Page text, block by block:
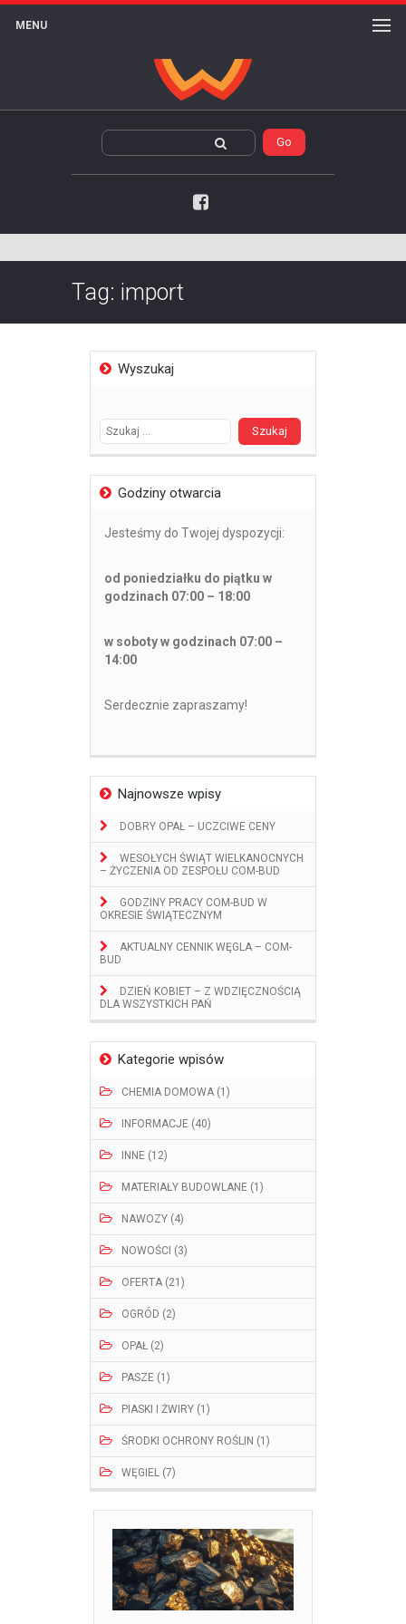
MENU
Tag: import
Wyszukaj
Godziny otwarcia
Jesteśmy do Twojej dyspozycji:
od poniedziałku do piątku w
godzinach 07:00 – 18:00
w soboty w godzinach 07:00 –
14:00
Serdecznie zapraszamy!
Najnowsze wpisy
DOBRY OPAŁ – UCZCIWE CENY
WESOŁYCH ŚWIĄT WIELKANOCNYCH
– ŻYCZENIA OD ZESPOŁU COM-BUD
GODZINY PRACY COM-BUD W
OKRESIE ŚWIĄTECZNYM
AKTUALNY CENNIK WĘGLA – COM-
BUD
DZIEŃ KOBIET – Z WDZIĘCZNOŚCIĄ
DLA WSZYSTKICH PAŃ
Kategorie wpisów
CHEMIA DOMOWA (1)
INFORMACJE (40)
INNE (12)
MATERIAŁY BUDOWLANE (1)
NAWOZY (4)
NOWOŚCI (3)
OFERTA (21)
OGRÓD (2)
OPAŁ (2)
PASZE (1)
PIASKI I ŻWIRY (1)
ŚRODKI OCHRONY ROŚLIN (1)
WĘGIEL (7)